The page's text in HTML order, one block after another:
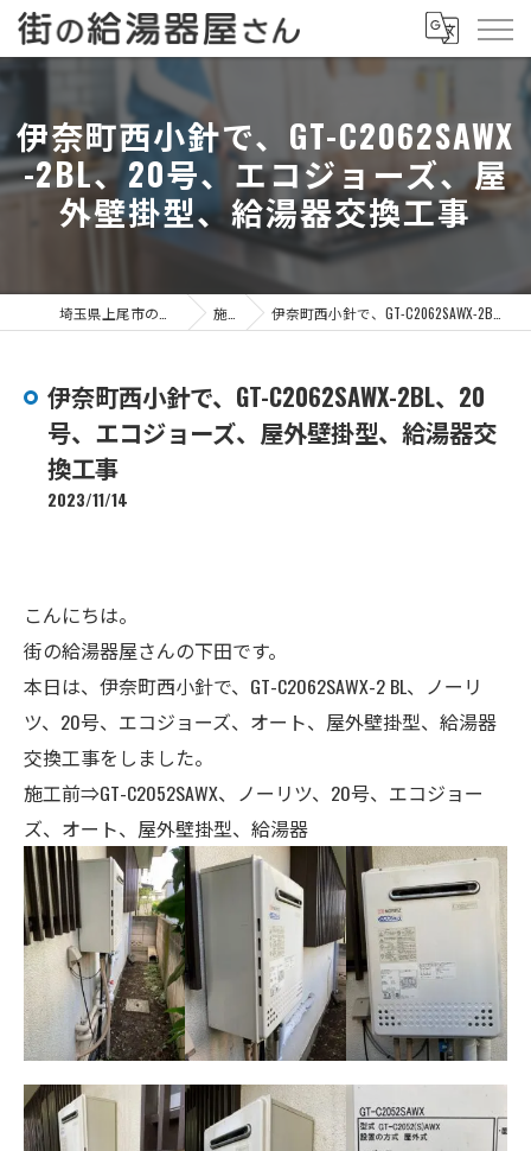
伊奈町西小針で、GT-C2062SAWX
-2BL、20号、エコジョーズ、屋
外壁掛型、給湯器交換工事
施工事例 伊奈町西小針で、GT-C2062SAWX-2BL、20号、エコジョーズ、屋外壁掛型、給湯器交換工事
伊奈町西小針で、GT-C2062SAWX-2BL、20
号、エコジョーズ、屋外壁掛型、給湯器交
換工事
2023/11/14
こんにちは。
街の給湯器屋さんの下田です。
本日は、伊奈町西小針で、GT-C2062SAWX-2 BL、ノーリ
ツ、20号、エコジョーズ、オート、屋外壁掛型、給湯器
交換工事をしました。
施工前⇒GT-C2052SAWX、ノーリツ、20号、エコジョー
ズ、オート、屋外壁掛型、給湯器